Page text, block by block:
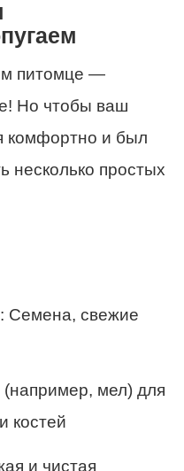
питомце —
Но чтобы ваш
комфортно и был
несколько простых
Семена, свежие
мел) для
костей
и чистая